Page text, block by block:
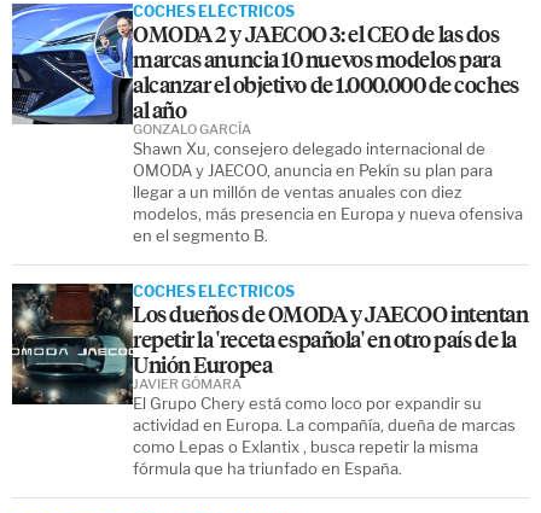
COCHES ELÉCTRICOS
OMODA 2 y JAECOO 3: el CEO de las dos
marcas anuncia 10 nuevos modelos para
alcanzar el objetivo de 1.000.000 de coches
al año
Shawn Xu, consejero delegado internacional de
OMODA y JAECOO, anuncia en Pekín su plan para
llegar a un millón de ventas anuales con diez
modelos, más presencia en Europa y nueva ofensiva
en el segmento B.
GONZALO GARCÍA
COCHES ELÉCTRICOS
Los dueños de OMODA y JAECOO intentan
repetir la 'receta española' en otro país de la
Unión Europea
El Grupo Chery está como loco por expandir su
actividad en Europa. La compañía, dueña de marcas
como Lepas o Exlantix , busca repetir la misma
fórmula que ha triunfado en España.
JAVIER GÓMARA